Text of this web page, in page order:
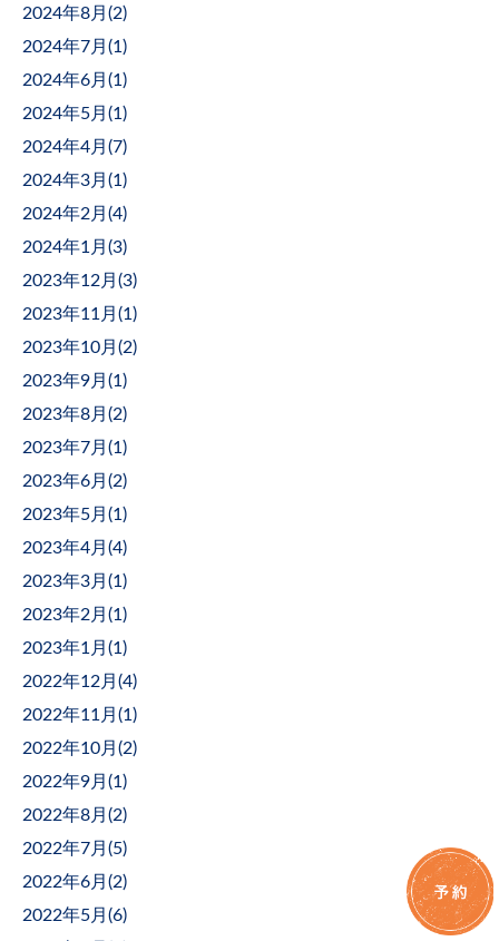
2024年8月(2)
2024年7月(1 )
2024年6月(1 )
2024年5月(1 )
2024年4月(7)
2024年3月(1 )
2024年2月(4)
2024年1月(3)
2023年12月(3)
2023年11月(1 )
2023年10月(2)
2023年9月(1 )
2023年8月(2)
2023年7月(1 )
2023年6月(2)
2023年5月(1 )
2023年4月(4)
2023年3月(1 )
2023年2月(1 )
2023年1月(1 )
2022年12月(4)
2022年11月(1 )
2022年10月(2)
2022年9月(1 )
2022年8月(2)
2022年7月(5)
2022年6月(2)
2022年5月(6)